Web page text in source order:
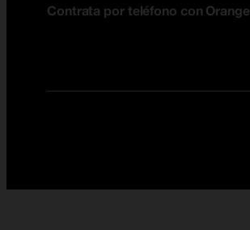
Contrata por teléfono con Orange